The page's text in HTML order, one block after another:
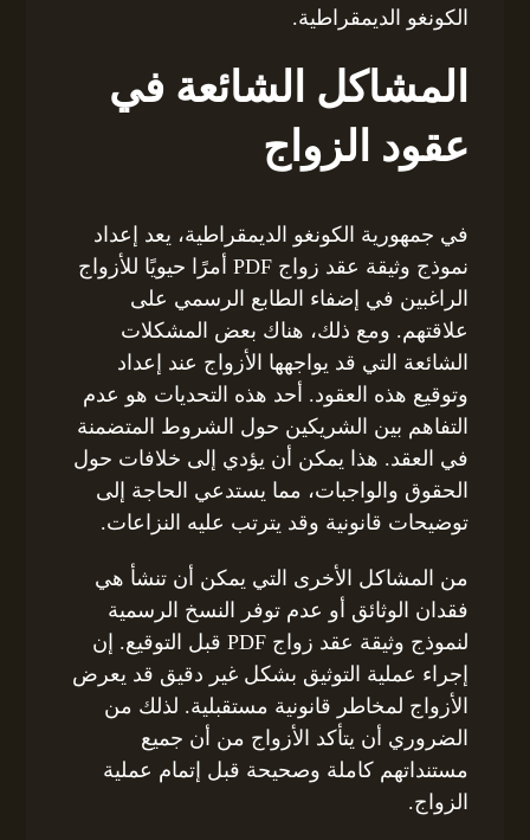
الكونغو الديمقراطية.
المشاكل الشائعة في
عقود الزواج
في جمهورية الكونغو الديمقراطية، يعد إعداد
نموذج وثيقة عقد زواج PDF أمرًا حيويًا للأزواج
الراغبين في إضفاء الطابع الرسمي على
علاقتهم. ومع ذلك، هناك بعض المشكلات
الشائعة التي قد يواجهها الأزواج عند إعداد
وتوقيع هذه العقود. أحد هذه التحديات هو عدم
التفاهم بين الشريكين حول الشروط المتضمنة
في العقد. هذا يمكن أن يؤدي إلى خلافات حول
الحقوق والواجبات، مما يستدعي الحاجة إلى
توضيحات قانونية وقد يترتب عليه النزاعات.
من المشاكل الأخرى التي يمكن أن تنشأ هي
فقدان الوثائق أو عدم توفر النسخ الرسمية
لنموذج وثيقة عقد زواج PDF قبل التوقيع. إن
إجراء عملية التوثيق بشكل غير دقيق قد يعرض
الأزواج لمخاطر قانونية مستقبلية. لذلك من
الضروري أن يتأكد الأزواج من أن جميع
مستنداتهم كاملة وصحيحة قبل إتمام عملية
الزواج.